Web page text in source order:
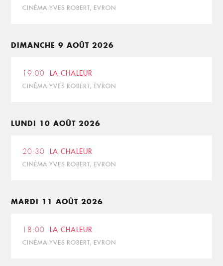
CINÉMA YVES ROBERT, EVRON
DIMANCHE 9 AOÛT 2026
19:00 LA CHALEUR
CINÉMA YVES ROBERT, EVRON
LUNDI 10 AOÛT 2026
20:30 LA CHALEUR
CINÉMA YVES ROBERT, EVRON
MARDI 11 AOÛT 2026
18:00 LA CHALEUR
CINÉMA YVES ROBERT, EVRON